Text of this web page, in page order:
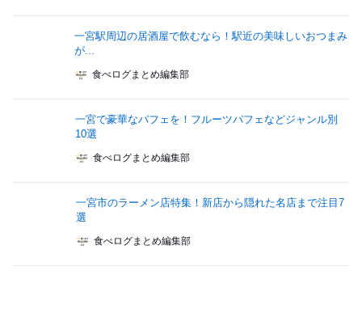
一宮駅周辺の居酒屋で飲むなら！駅近の美味しいおつまみ
が...
食べログまとめ編集部
一宮で豪華なパフェを！フルーツパフェなどジャンル別
10選
食べログまとめ編集部
一宮市のラーメン店特集！新店から隠れた名店まで注目7
選
食べログまとめ編集部